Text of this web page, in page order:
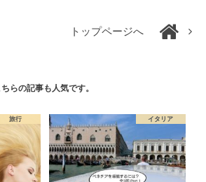
トップページへ
ちらの記事も人気です。
旅行 イタリア